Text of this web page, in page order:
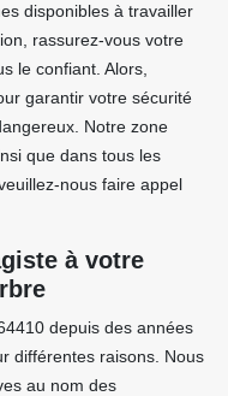
disponibles à travailler
rassurez-vous votre
le confiant. Alors,
garantir votre sécurité
Notre zone
que dans tous les
nous faire appel
à votre
depuis des années
différentes raisons. Nous
au nom des